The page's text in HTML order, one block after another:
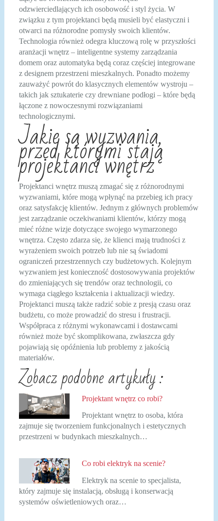
odzwierciedlających ich osobowość i styl życia. W
związku z tym projektanci będą musieli być elastyczni i
otwarci na różnorodne pomysły swoich klientów.
Technologia również odegra kluczową rolę w przyszłości
aranżacji wnętrz – inteligentne systemy zarządzania
domem oraz automatyka będą coraz częściej integrowane
z designem przestrzeni mieszkalnych. Ponadto możemy
zauważyć powrót do klasycznych elementów wystroju –
takich jak sztukaterie czy drewniane podłogi – które będą
łączone z nowoczesnymi rozwiązaniami
technologicznymi.
Jakie są wyzwania,
przed którymi stają
projektanci wnętrz
Projektanci wnętrz muszą zmagać się z różnorodnymi
wyzwaniami, które mogą wpłynąć na przebieg ich pracy
oraz satysfakcję klientów. Jednym z głównych problemów
jest zarządzanie oczekiwaniami klientów, którzy mogą
mieć różne wizje dotyczące swojego wymarzonego
wnętrza. Często zdarza się, że klienci mają trudności z
wyrażeniem swoich potrzeb lub nie są świadomi
ograniczeń przestrzennych czy budżetowych. Kolejnym
wyzwaniem jest konieczność dostosowywania projektów
do zmieniających się trendów oraz technologii, co
wymaga ciągłego kształcenia i aktualizacji wiedzy.
Projektanci muszą także radzić sobie z presją czasu oraz
budżetu, co może prowadzić do stresu i frustracji.
Współpraca z różnymi wykonawcami i dostawcami
również może być skomplikowana, zwłaszcza gdy
pojawiają się opóźnienia lub problemy z jakością
materiałów.
Zobacz podobne artykuły :
Projektant wnętrz co robi?
Projektant wnętrz to osoba, która
zajmuje się tworzeniem funkcjonalnych i estetycznych
przestrzeni w budynkach mieszkalnych…
Co robi elektryk na scenie?
Elektryk na scenie to specjalista,
który zajmuje się instalacją, obsługą i konserwacją
systemów oświetleniowych oraz…